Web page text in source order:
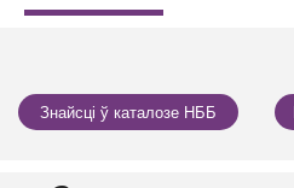
Знайсці ў каталозе НББ